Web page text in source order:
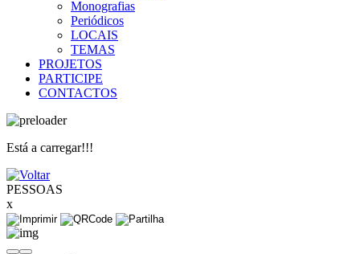
Monografias
Periódicos
LOCAIS
TEMAS
PROJETOS
PARTICIPE
CONTACTOS
Está a carregar!!!
PESSOAS
x